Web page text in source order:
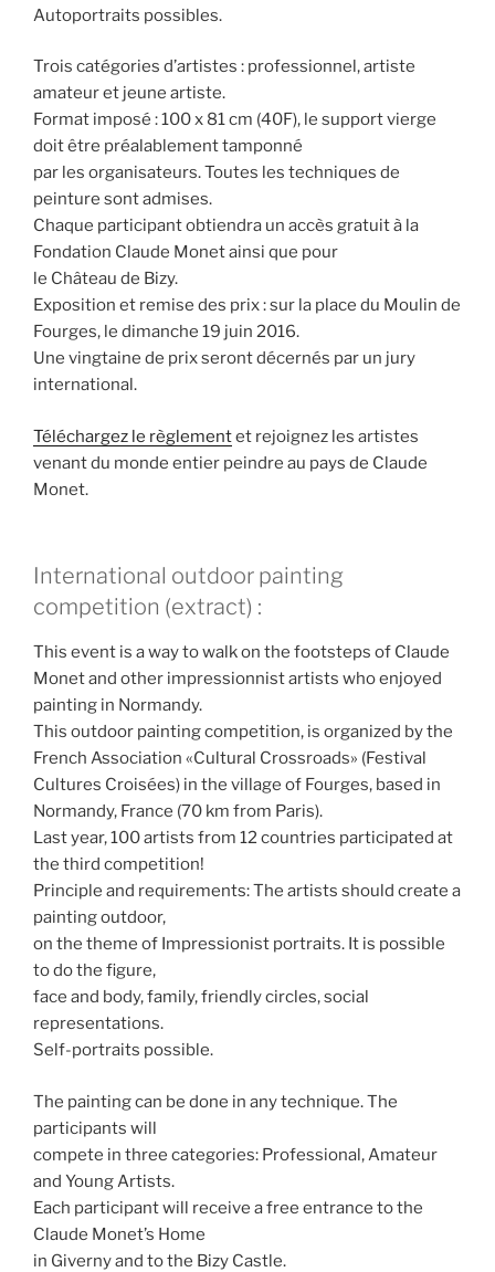
Autoportraits possibles.
Trois catégories d’artistes : professionnel, artiste
amateur et jeune artiste.
Format imposé : 100 x 81 cm (40F), le support vierge
doit être préalablement tamponné
par les organisateurs. Toutes les techniques de
peinture sont admises.
Chaque participant obtiendra un accès gratuit à la
Fondation Claude Monet ainsi que pour
le Château de Bizy.
Exposition et remise des prix : sur la place du Moulin de
Fourges, le dimanche 19 juin 2016.
Une vingtaine de prix seront décernés par un jury
international.
Téléchargez le règlementet rejoignez les artistes
venant du monde entier peindre au pays de Claude
Monet.
International outdoor painting
competition (extract) :
This event is a way to walk on the footsteps of Claude
Monet and other impressionnist artists who enjoyed
painting in Normandy.
This outdoor painting competition, is organized by the
French Association «Cultural Crossroads» (Festival
Cultures Croisées) in the village of Fourges, based in
Normandy, France (70 km from Paris).
Last year, 100 artists from 12 countries participated at
the third competition!
Principle and requirements: The artists should create a
painting outdoor,
on the theme of Impressionist portraits. It is possible
to do the figure,
face and body, family, friendly circles, social
representations.
Self-portraits possible.
The painting can be done in any technique. The
participants will
compete in three categories: Professional, Amateur
and Young Artists.
Each participant will receive a free entrance to the
Claude Monet’s Home
in Giverny and to the Bizy Castle.